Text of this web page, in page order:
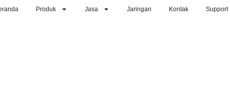
Produk Jasa Jaringan Kontak Support